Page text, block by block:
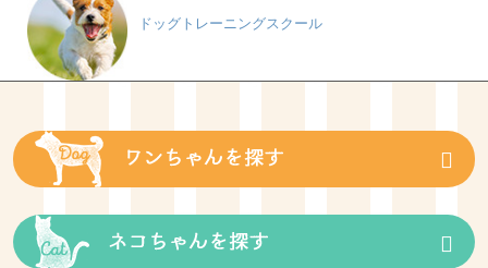
ドッグトレーニングスクール